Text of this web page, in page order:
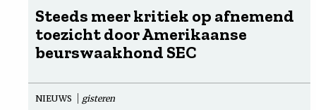
Steeds meer kritiek op afnemend
toezicht door Amerikaanse
beurswaakhond SEC
NIEUWS gisteren